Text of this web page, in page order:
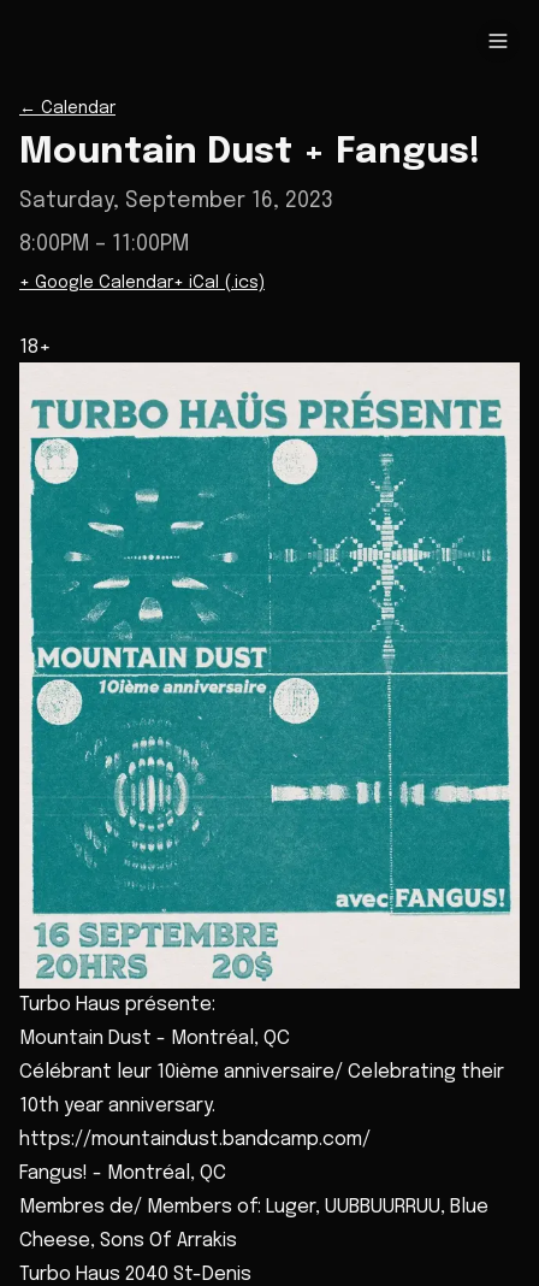
← Calendar
Mountain Dust + Fangus!
Saturday, September 16, 2023
8:00PM – 11:00PM
+ Google Calendar+ iCal (.ics)
18+
Turbo Haus présente:
Mountain Dust - Montréal, QC
Célébrant leur 10ième anniversaire/ Celebrating their
10th year anniversary.
https://mountaindust.bandcamp.com/
Fangus! - Montréal, QC
Membres de/ Members of: Luger, UUBBUURRUU, Blue
Cheese, Sons Of Arrakis
Turbo Haus 2040 St-Denis